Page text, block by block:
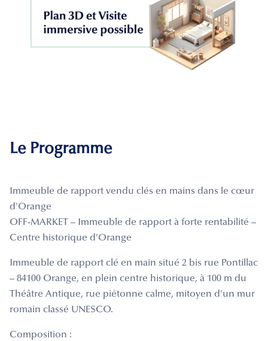
Le Programme
Immeuble de rapport vendu clés en mains dans le cœur
d'Orange
OFF-MARKET – Immeuble de rapport à forte rentabilité –
Centre historique d’Orange
Immeuble de rapport clé en main situé 2 bis rue Pontillac
– 84100 Orange, en plein centre historique, à 100 m du
Théâtre Antique, rue piétonne calme, mitoyen d’un mur
romain classé UNESCO.
Composition :